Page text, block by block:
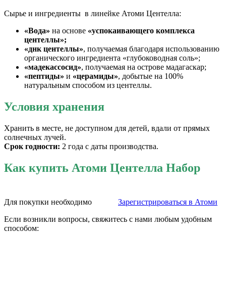
Сырье и ингредиенты в линейке Атоми Центелла:
«Вода» на основе «успокаивающего комплекса
центеллы»;
«днк центеллы», получаемая благодаря использованию
органического ингредиента «глубоководная соль»;
«мадекассосид», получаемая на острове мадагаскар;
«пептиды» и «церамиды», добытые на 100%
натуральным способом из центеллы.
Условия хранения
Хранить в месте, не доступном для детей, вдали от прямых
солнечных лучей.
Срок годности: 2 года с даты производства.
Как купить Атоми Центелла Набор
Для покупки необходимо
Зарегистрироваться в Атоми
Если возникли вопросы, свяжитесь с нами любым удобным
способом: